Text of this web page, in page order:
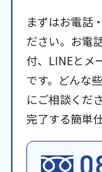
まずはお電話
ださい。お電
付、LINEとメ
です。どんな
にご相談くだ
完了する簡単